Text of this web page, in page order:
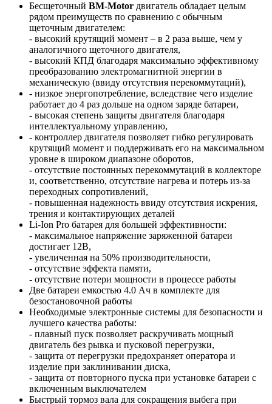
Бесщеточный BM-Motor двигатель обладает целым
рядом преимуществ по сравнению с обычным
щеточным двигателем:
- высокий крутящий момент – в 2 раза выше, чем у
аналогичного щеточного двигателя,
- высокий КПД благодаря максимально эффективному
преобразованию электромагнитной энергии в
механическую (ввиду отсутствия перекоммутаций),
- низкое энергопотребление, вследствие чего изделие
работает до 4 раз дольше на одном заряде батареи,
- высокая степень защиты двигателя благодаря
интеллектуальному управлению,
- контроллер двигателя позволяет гибко регулировать
крутящий момент и поддерживать его на максимальном
уровне в широком диапазоне оборотов,
- отсутствие постоянных перекоммутаций в коллекторе
и, соответственно, отсутствие нагрева и потерь из-за
переходных сопротивлений,
- повышенная надежность ввиду отсутствия искрения,
трения и контактирующих деталей
Li-Ion Pro батарея для большей эффективности:
- максимальное напряжение заряженной батареи
достигает 12В,
- увеличенная на 50% производительности,
- отсутствие эффекта памяти,
- отсутствие потери мощности в процессе работы
Две батареи емкостью 4.0 Ач в комплекте для
безостановочной работы
Необходимые электронные системы для безопасности и
лучшего качества работы:
- плавный пуск позволяет раскручивать мощный
двигатель без рывка и пусковой перегрузки,
- защита от перегрузки предохраняет оператора и
изделие при заклинивании диска,
- защита от повторного пуска при установке батареи с
включенным выключателем
Быстрый тормоз вала для сокращения выбега при